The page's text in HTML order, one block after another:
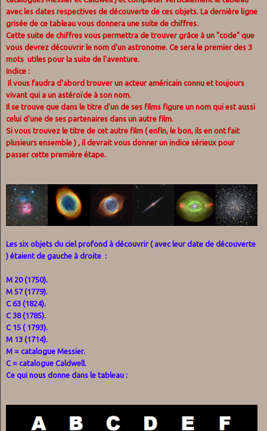
avec les dates respectives de découverte de ces objets. La dernière ligne
grisée de ce tableau vous donnera une suite de chiffres.
Cette suite de chiffres vous permettra de trouver grâce à un "code" que
vous devrez découvrir le nom d'un astronome. Ce sera le premier des 3
mots utiles pour la suite de l'aventure.
Indice :
Il vous faudra d'abord trouver un acteur américain connu et toujours
vivant qui a un astéroïde à son nom.
Il se trouve que dans le titre d'un de ses films figure un nom qui est aussi
celui d'une de ses partenaires dans un autre film.
Si vous trouvez le titre de cet autre film ( enfin, le bon, ils en ont fait
plusieurs ensemble ) , il devrait vous donner un indice sérieux pour
passer cette première étape.
Les six objets du ciel profond à découvrir ( avec leur date de découverte
) étaient de gauche à droite :
M 20 (1750).
M 57 (1779).
C 63 (1824).
C 38 (1785).
C 15 ( 1793).
M 13 (1714).
M = catalogue Messier.
C = catalogue Caldwell.
Ce qui nous donne dans le tableau :